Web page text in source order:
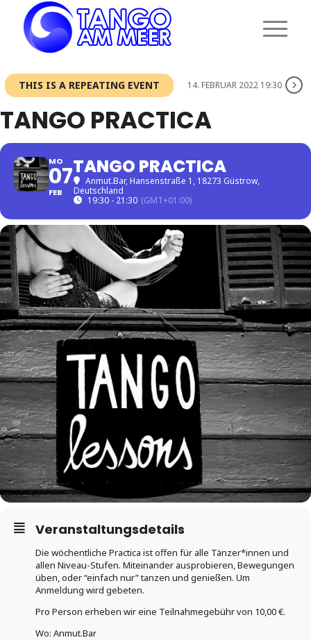
THIS IS A REPEATING EVENT 14. FEBRUAR 2022 19:30
TANGO PRACTICA
MO
07
FEB
TANGO PRACTICA
Anmut.Bar, Hansenstraße 1, 18273 Güstrow,
Deutschland
19:30 - 21:30 (GMT+01:00)
Veranstaltungsdetails
Die wöchentliche Practica ist offen für alle Tänzer*innen und
allen Niveau-Stufen. Miteinander ausprobieren, Bewegungen
üben, oder “einfach nur” tanzen und genießen. Um
Anmeldung wird gebeten.
Pro Person erheben wir eine Teilnahmegebühr von 10,00 €.
Wo: Anmut.Bar